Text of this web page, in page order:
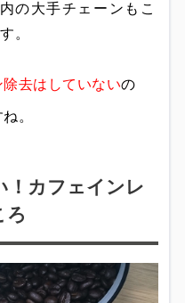
の大手チェーンもこ
。
去はしていないの
。
！カフェインレ
ろ